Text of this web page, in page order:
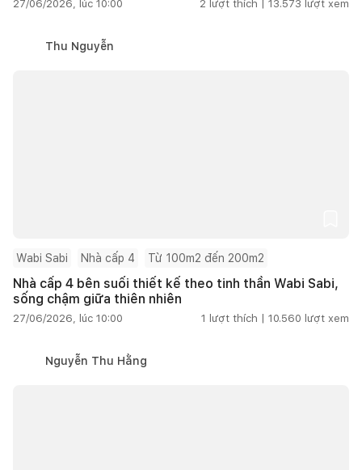
27/06/2026, lúc 10:00 2 lượt thích | 13.573 lượt xem
Thu Nguyễn
Wabi Sabi Nhà cấp 4 Từ 100m2 đến 200m2
Nhà cấp 4 bên suối thiết kế theo tinh thần Wabi Sabi,
sống chậm giữa thiên nhiên
27/06/2026, lúc 10:00 1 lượt thích | 10.560 lượt xem
Nguyễn Thu Hằng